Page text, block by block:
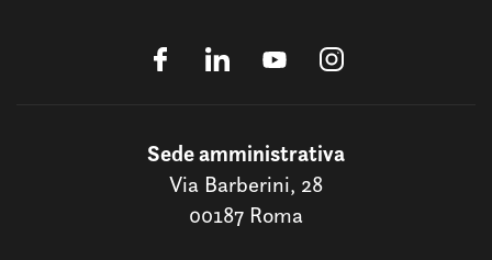
Sede amministrativa
Via Barberini, 28
00187 Roma